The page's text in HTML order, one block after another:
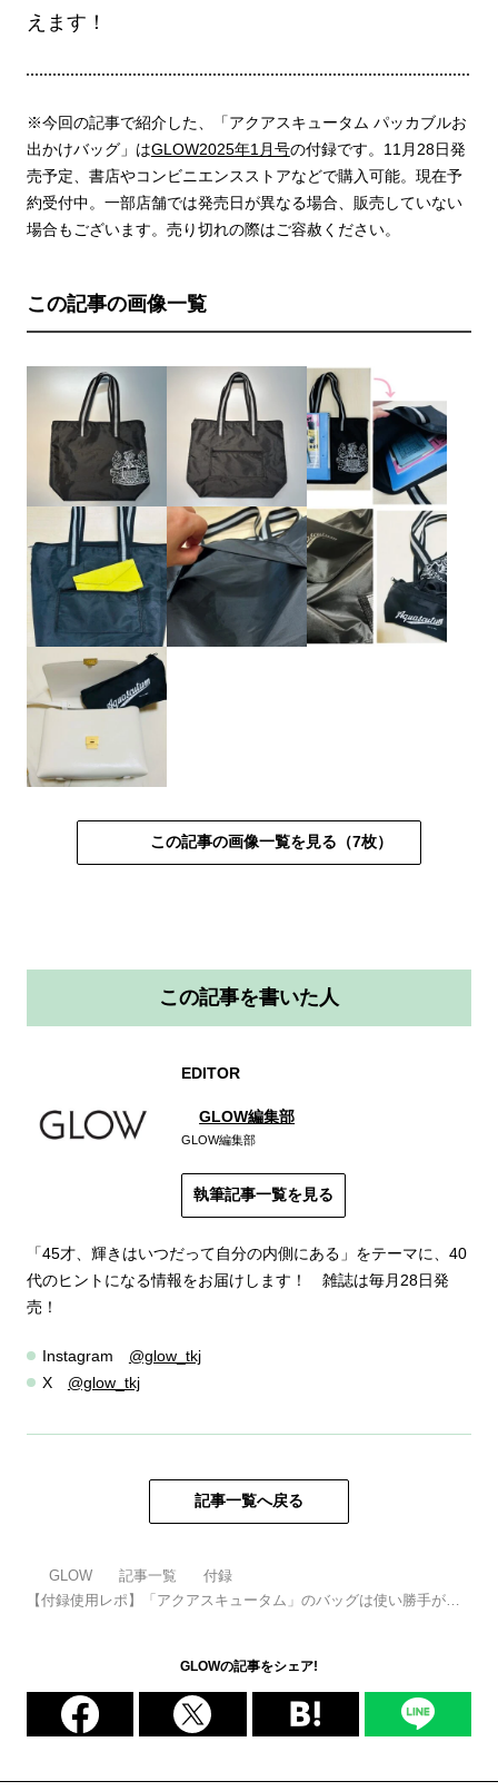
えます！
※今回の記事で紹介した、「アクアスキュータム パッカブルお
出かけバッグ」はGLOW2025年1月号の付録です。11月28日発
売予定、書店やコンビニエンスストアなどで購入可能。現在予
約受付中。一部店舗では発売日が異なる場合、販売していない
場合もございます。売り切れの際はご容赦ください。
この記事の画像一覧
この記事の画像一覧を見る（7枚）
この記事を書いた人
EDITOR
GLOW編集部
GLOW編集部
執筆記事一覧を見る
「45才、輝きはいつだって自分の内側にある」をテーマに、40
代のヒントになる情報をお届けします！ 雑誌は毎月28日発
売！
Instagram @glow_tkj
X @glow_tkj
記事一覧へ戻る
GLOW 記事一覧
付録
【付録使用レポ】「アクアスキュータム」のバッグは使い勝手がい
GLOWの記事をシェア!